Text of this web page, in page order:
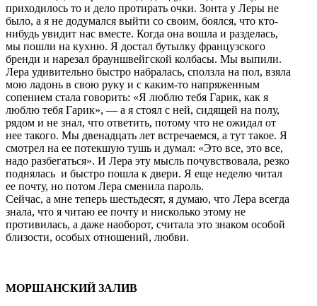
приходилось то и дело протирать очки. Зонта у Леры не
было, а я не додумался выйти со своим, боялся, что кто-
нибудь увидит нас вместе. Когда она вошла и разделась,
мы пошли на кухню. Я достал бутылку французского
бренди и нарезал брауншвейгской колбасы. Мы выпили.
Лера удивительно быстро набралась, сползла на пол, взяла
мою ладонь в свою руку и с каким-то напряженным
сопением стала говорить: «Я люблю тебя Гарик, как я
люблю тебя Гарик», — а я стоял с ней, сидящей на полу,
рядом и не знал, что ответить, потому что не ожидал от
нее такого. Мы двенадцать лет встречаемся, а тут такое. Я
смотрел на ее потекшую тушь и думал: «Это все, это все,
надо разбегаться». И Лера эту мысль почувствовала, резко
поднялась и быстро пошла к двери. Я еще неделю читал
ее почту, но потом Лера сменила пароль.
Сейчас, а мне теперь шестьдесят, я думаю, что Лера всегда
знала, что я читаю ее почту и нисколько этому не
противилась, а даже наоборот, считала это знаком особой
близости, особых отношений, любви.
МОРШАНСКИЙ ЗАЛИВ